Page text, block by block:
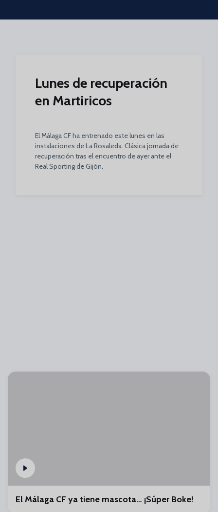
Skip to main content
Lunes de recuperación
en Martiricos
El Málaga CF ha entrenado este lunes en las
instalaciones de La Rosaleda. Clásica jornada de
recuperación tras el encuentro de ayer ante el
Real Sporting de Gijón.
El Málaga CF ya tiene mascota… ¡Súper Boke!